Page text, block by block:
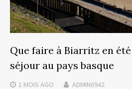
Que faire à Biarritz en
séjour au pays basque
1 MOIS AGO ADMIN6942